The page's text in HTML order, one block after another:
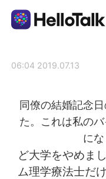
العربية
2019.07.13 06:04
同僚の結婚記念
た。これは私の
に
ど大学をやめま
ム理学療法士だ